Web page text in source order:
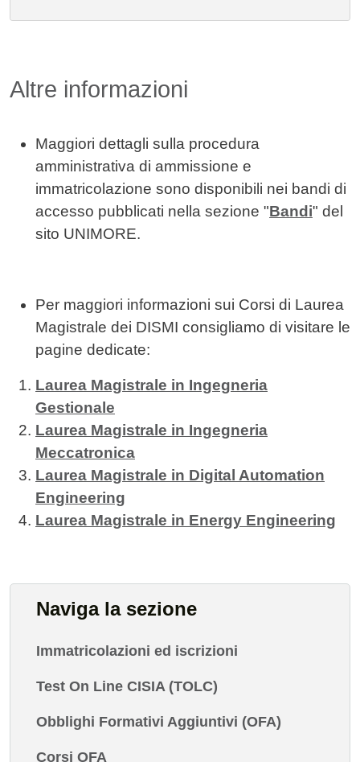
Altre informazioni
Maggiori dettagli sulla procedura
amministrativa di ammissione e
immatricolazione sono disponibili nei bandi di
accesso pubblicati nella sezione "Bandi" del
sito UNIMORE.
Per maggiori informazioni sui Corsi di Laurea
Magistrale dei DISMI consigliamo di visitare le
pagine dedicate:
Laurea Magistrale in Ingegneria
Gestionale
Laurea Magistrale in Ingegneria
Meccatronica
Laurea Magistrale in Digital Automation
Engineering
Laurea Magistrale in Energy Engineering
Naviga la sezione
Immatricolazioni ed iscrizioni
Test On Line CISIA (TOLC)
Obblighi Formativi Aggiuntivi (OFA)
Corsi OFA